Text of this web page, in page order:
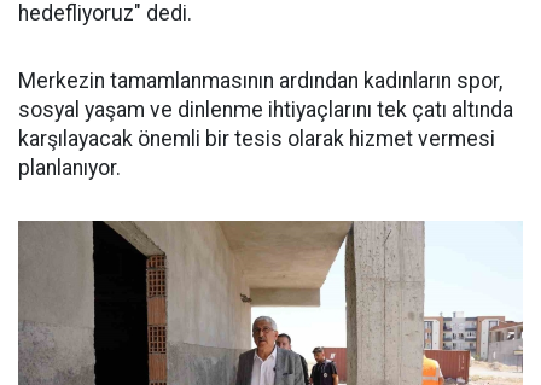
hedefliyoruz" dedi.
Merkezin tamamlanmasının ardından kadınların spor,
sosyal yaşam ve dinlenme ihtiyaçlarını tek çatı altında
karşılayacak önemli bir tesis olarak hizmet vermesi
planlanıyor.